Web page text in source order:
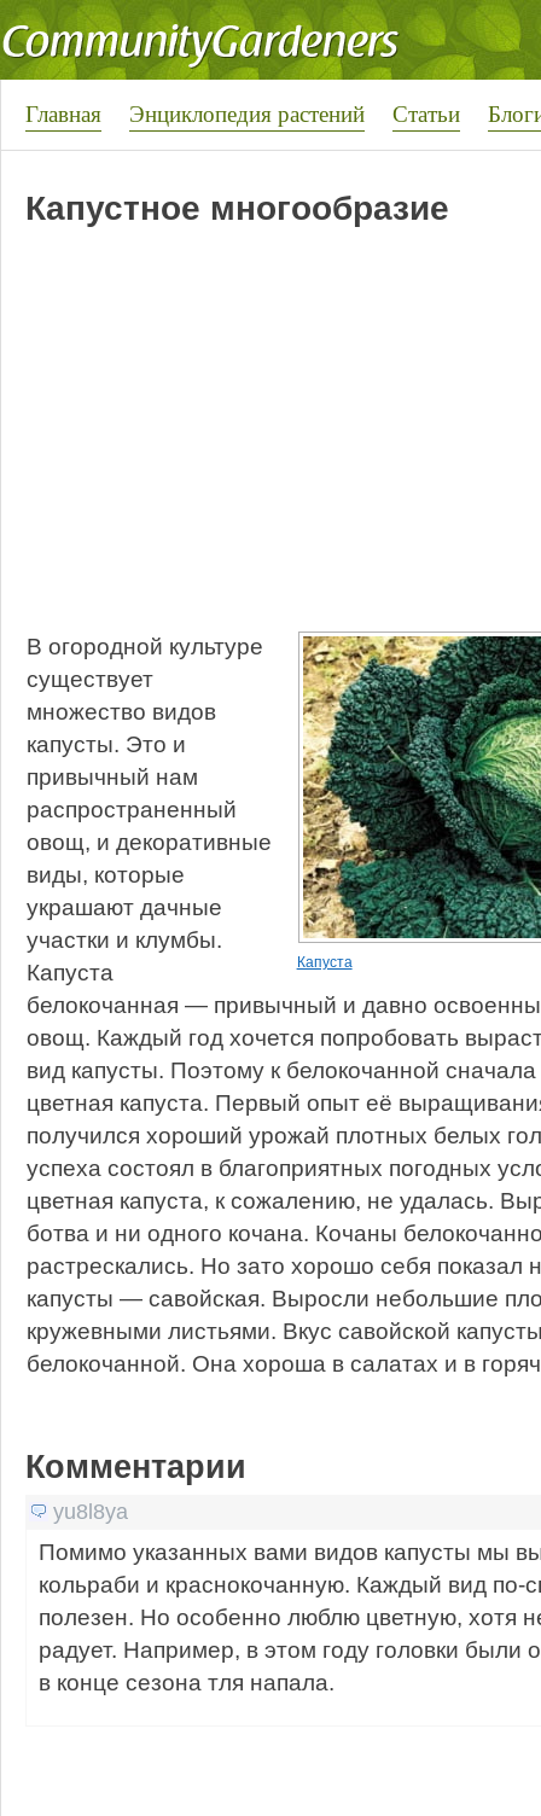
Главная Энциклопедия растений Статьи
Капустное многообразие
Капуста
В огородной культуре
существует
множество видов
капусты. Это и
привычный нам
распространенный
овощ, и декоративные
виды, которые
украшают дачные
участки и клумбы.
Капуста
белокочанная — привычный и давно
овощ. Каждый год хочется попробовать
вид капусты. Поэтому к белокочанной
цветная капуста. Первый опыт её
получился хороший урожай плотных белых
успеха состоял в благоприятных погодных
цветная капуста, к сожалению, не удалась.
ботва и ни одного кочана. Кочаны
растрескались. Но зато хорошо себя показал
капусты — савойская. Выросли небольшие
кружевными листьями. Вкус савойской
белокочанной. Она хороша в салатах и в
Комментарии
yu8l8ya
Помимо указанных вами видов капусты мы
кольраби и краснокочанную. Каждый вид по-
полезен. Но особенно люблю цветную, хотя
радует. Например, в этом году головки были
в конце сезона тля напала.